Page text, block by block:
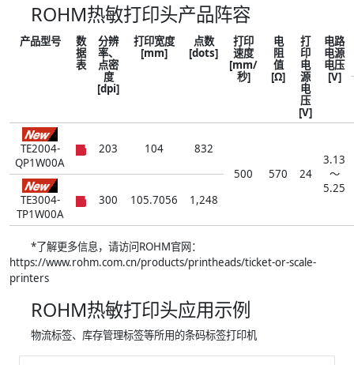
ROHM热敏打印头产品阵容
产品型号
数
据
表
分辨
率、
点密
度
[dpi]
打印宽度
[mm]
点数
[dots]
打印
速度
[mm/
秒]
电
阻
值
[Ω]
打
印
电
源
电
压
[V]
电路
电源
电压
[V]
TE2004-
QP1W00A
203 104
832
500
570 24
3.13
～
5.25
TE3004-
TP1W00A
300 105.7056 1,248
*了解更多信息，请访问ROHM官网：
https://www.rohm.com.cn/products/printheads/ticket-or-scale-
printers
ROHM热敏打印头应用示例
物流标签、库存管理标签等所用的条码标签打印机